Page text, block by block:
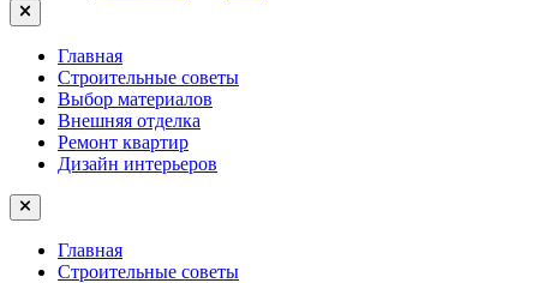
Close
Главная
Строительные советы
Выбор материалов
Внешняя отделка
Ремонт квартир
Дизайн интерьеров
Главная
Строительные советы